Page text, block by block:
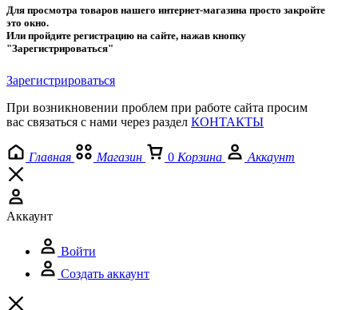
Для просмотра товаров нашего интернет-магазина просто закройте
это окно.
Или пройдите регистрацию на сайте, нажав кнопку
"Зарегистрироваться"
Зарегистрироваться
При возникновении проблем при работе сайта просим
вас связаться с нами через раздел КОНТАКТЫ
Главная Магазин 0 Корзина Аккаунт
Аккаунт
Войти
Создать аккаунт